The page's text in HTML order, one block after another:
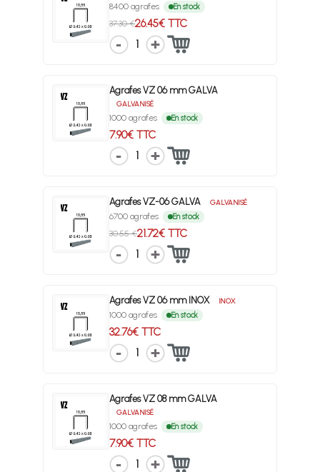
8400 agrafes En stock
37.30 €26.45€ TTC
1
Agrafes VZ 06 mm GALVA
GALVANISÉ
1000 agrafes En stock
7.90€ TTC
1
Agrafes VZ-06 GALVA GALVANISÉ
6700 agrafes En stock
30.55 €21.72€ TTC
1
Agrafes VZ 06 mm INOX INOX
1000 agrafes En stock
32.76€ TTC
1
Agrafes VZ 08 mm GALVA
GALVANISÉ
1000 agrafes En stock
7.90€ TTC
1